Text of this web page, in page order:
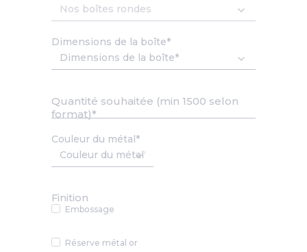
Dimensions de la boîte
Quantité souhaitée (min 1500 selon
format)
Couleur du métal
Finition
Embossage
Réserve métal or